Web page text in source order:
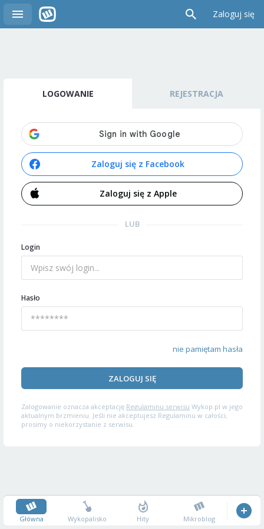
Zaloguj się
LOGOWANIE REJESTRACJA
Zaloguj się z Facebook
Zaloguj się z Apple
LUB
Login
Hasło
nie pamiętam hasła
ZALOGUJ SIĘ
Zalogowanie oznacza akceptację Regulaminu serwisu Wykop.pl w jego
aktualnym brzmieniu. Jeśli nie akceptujesz Regulaminu w całości,
prosimy o niekorzystanie z serwisu.
Główna Wykopalisko Hity Mikroblog